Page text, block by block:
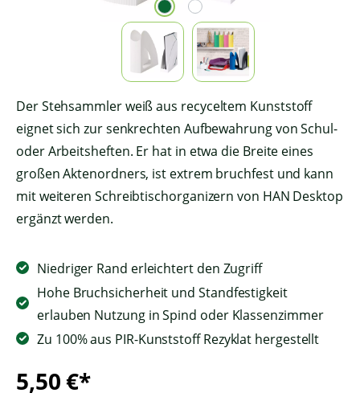
Der Stehsammler weiß aus recyceltem Kunststoff
eignet sich zur senkrechten Aufbewahrung von Schul-
oder Arbeitsheften. Er hat in etwa die Breite eines
großen Aktenordners, ist extrem bruchfest und kann
mit weiteren Schreibtischorganizern von HAN Desktop
ergänzt werden.
Niedriger Rand erleichtert den Zugriff
Hohe Bruchsicherheit und Standfestigkeit
erlauben Nutzung in Spind oder Klassenzimmer
Zu 100% aus PIR-Kunststoff Rezyklat hergestellt
5,50 €*